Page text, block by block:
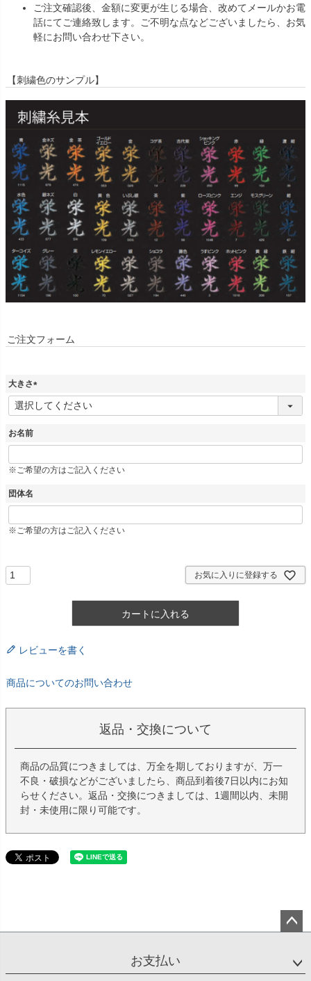
ご注文確認後、金額に変更が生じる場合、改めてメールかお電
話にてご連絡致します。ご不明な点などございましたら、お気
軽にお問い合わせ下さい。
【刺繍色のサンプル】
ご注文フォーム
大きさ
(
必
お名前
※ご希望の方はご記入ください
団体名
※ご希望の方はご記入ください
お気に入りに登録する
カートに入れる
レビューを書く
商品についてのお問い合わせ
返品・交換について
商品の品質につきましては、万全を期しておりますが、万一
不良・破損などがございましたら、商品到着後7日以内にお知
らせください。返品・交換につきましては、1週間以内、未開
封・未使用に限り可能です。
ップ
お支払い